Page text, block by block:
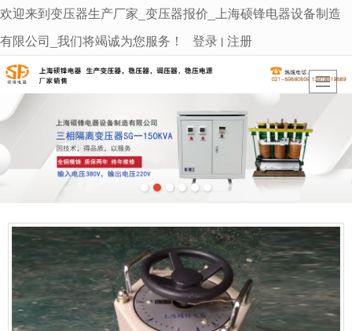
很遗憾，因您的浏览器版本过低导致无法获得最佳浏览体验，推荐下载安装谷歌浏览器！
欢迎来到变压器生产厂家_变压器报价_上海硕锋电器设备制造
有限公司_我们将竭诚为您服务！
登录 丨 注册